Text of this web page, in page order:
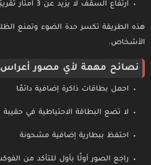
ارتفاع السقف لا يزيد عن 3 أمتار تقريبًا
هذه الطريقة تكسر حدة الضوء وتمنع
الأشخاص.
نصائح مهمة لأي مصور أعراس
احمل بطاقات ذاكرة إضافية دائمًا
لا تضع البطاقة الاحتياطية في حقيبة
احتفظ ببطارية إضافية مشحونة
راجع الصور أولًا بأول للتأكد من